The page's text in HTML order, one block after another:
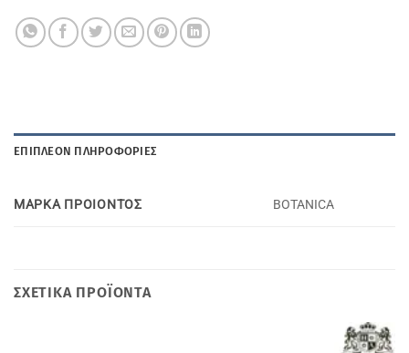
ΕΠΙΠΛΈΟΝ ΠΛΗΡΟΦΟΡΊΕΣ
ΜΑΡΚΑ ΠΡΟΙΟΝΤΟΣ BOTANICA
ΣΧΕΤΙΚΆ ΠΡΟΪΌΝΤΑ